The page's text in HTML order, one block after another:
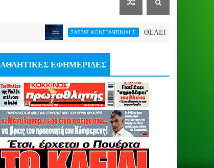
ΣΑΒΒΑΣ ΚΩΝΣΤΑΝΤΙΝΙΔΗΣ ΘΕΛΕΙ FORMAT O ΑΡΗΣ
ΑΘΛΗΤΙΚΕΣ ΕΦΗΜΕΡΙΔΕΣ